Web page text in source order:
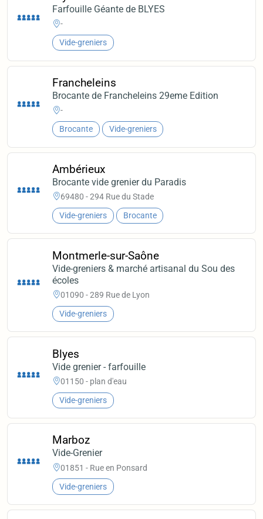
Farfouille Géante de BLYES
-
Vide-greniers
Francheleins
Brocante de Francheleins 29eme Edition
-
Brocante Vide-greniers
Ambérieux
Brocante vide grenier du Paradis
69480 - 294 Rue du Stade
Vide-greniers Brocante
Montmerle-sur-Saône
Vide-greniers & marché artisanal du Sou des
écoles
01090 - 289 Rue de Lyon
Vide-greniers
Blyes
Vide grenier - farfouille
01150 - plan d'eau
Vide-greniers
Marboz
Vide-Grenier
01851 - Rue en Ponsard
Vide-greniers